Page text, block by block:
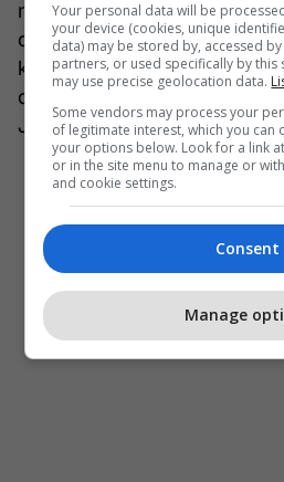
mbajë, se njërës do ia japi
dasht me mbajt atë dhe mua
keqe. Këta janë një lloj
dhe e gjakut edhe unë.
Jo të jepet e drejta e lekut.
Your personal data will be
your device (cookies, unique
data) may be stored by, accessed
partners, or used specifically by this
may use precise geolocation data.
Some vendors may process your
of legitimate interest, which you can
your options below. Look for a link
or in the site menu to manage or
and cookie settings.
Consent
Manage